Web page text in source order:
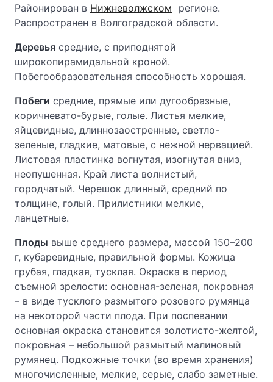
Районирован в Нижневолжском
регионе.
Распространен в Волгоградской области.
Деревья средние, с приподнятой
широкопирамидальной кроной.
Побегообразовательная способность хорошая.
Побеги средние, прямые или дугообразные,
коричневато-бурые, голые. Листья мелкие,
яйцевидные, длиннозаостренные, светло-
зеленые, гладкие, матовые, с нежной нервацией.
Листовая пластинка вогнутая, изогнутая вниз,
неопушенная. Край листа волнистый,
городчатый. Черешок длинный, средний по
толщине, голый. Прилистники мелкие,
ланцетные.
Плоды выше среднего размера, массой 150–200
г, кубаревидные, правильной формы. Кожица
грубая, гладкая, тусклая. Окраска в период
съемной зрелости: основная-зеленая, покровная
– в виде тусклого размытого розового румянца
на некоторой части плода. При поспевании
основная окраска становится золотисто-желтой,
покровная – небольшой размытый малиновый
румянец. Подкожные точки (во время хранения)
многочисленные, мелкие, серые, слабо заметные.